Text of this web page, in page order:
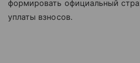
формировать официальный
уплаты взносов.